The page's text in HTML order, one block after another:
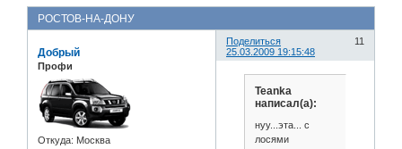
РОСТОВ-НА-ДОНУ
Поделиться
11
25.03.2009 19:15:48
Добрый
Профи
Откуда: Москва
Teanka
написал(а):
нуу...эта... с
лосями